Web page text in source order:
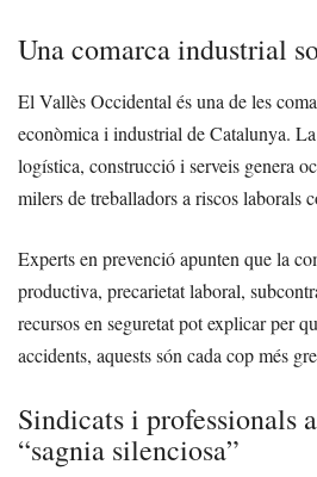
Una comarca industrial
El Vallès Occidental és una de les
econòmica i industrial de Catalunya.
logística, construcció i serveis genera
milers de treballadors a riscos laborals
Experts en prevenció apunten que la
productiva, precarietat laboral,
recursos en seguretat pot explicar per
accidents, aquests són cada cop més
Sindicats i professionals
“sagnia silenciosa”